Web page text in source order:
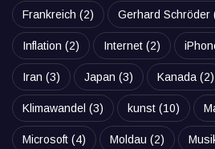
Frankreich (2) Gerhard Schröder
Inflation (2) Internet (2)
Iran (3) Japan (3) Kanada(2)
Klimawandel (3) kunst (10)
Microsoft (4) Moldau (2)